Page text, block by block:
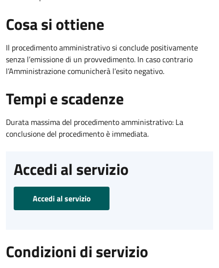
Cosa si ottiene
Il procedimento amministrativo si conclude positivamente
senza l’emissione di un provvedimento. In caso contrario
l’Amministrazione comunicherà l’esito negativo.
Tempi e scadenze
Durata massima del procedimento amministrativo: La
conclusione del procedimento è immediata.
Accedi al servizio
Accedi al servizio
Condizioni di servizio